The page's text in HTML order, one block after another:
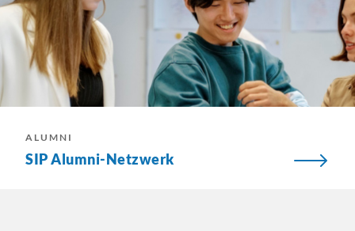
ALUMNI
SIP Alumni-Netzwerk